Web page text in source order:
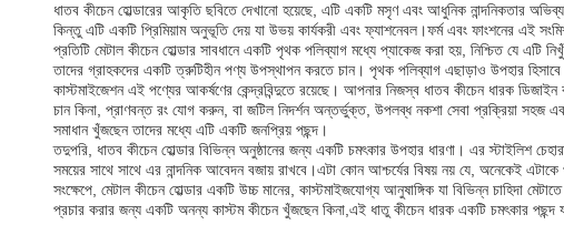
ধাতব কীচেন হোল্ডারের আকৃতি ছবিতে দেখানো হয়েছে, এটি একটি মসৃণ এবং আধুনিক নান্দনিকতার
কিন্তু এটি একটি প্রিমিয়াম অনুভূতি দেয় যা উভয় কার্যকরী এবং ফ্যাশনেবল।ফর্ম এবং ফাংশনের এই
প্রতিটি মেটাল কীচেন হোল্ডার সাবধানে একটি পৃথক পলিব্যাগ মধ্যে প্যাকেজ করা হয়, নিশ্চিত যে এটি
তাদের গ্রাহকদের একটি ত্রুটিহীন পণ্য উপস্থাপন করতে চান। পৃথক পলিব্যাগ এছাড়াও উপহার
কাস্টমাইজেশন এই পণ্যের আকর্ষণের কেন্দ্রবিন্দুতে রয়েছে। আপনার নিজস্ব ধাতব কীচেন ধারক
চান কিনা, প্রাণবন্ত রং যোগ করুন, বা জটিল নিদর্শন অন্তর্ভুক্ত, উপলব্ধ নকশা সেবা প্রক্রিয়া সহজ
সমাধান খুঁজছেন তাদের মধ্যে এটি একটি জনপ্রিয় পছন্দ।
তদুপরি, ধাতব কীচেন হোল্ডার বিভিন্ন অনুষ্ঠানের জন্য একটি চমৎকার উপহার ধারণা। এর স্টাইলিশ
সময়ের সাথে সাথে এর নান্দনিক আবেদন বজায় রাখবে।এটা কোন আশ্চর্যের বিষয় নয় যে, অনেকেই
সংক্ষেপে, মেটাল কীচেন হোল্ডার একটি উচ্চ মানের, কাস্টমাইজযোগ্য আনুষাঙ্গিক যা বিভিন্ন চাহিদা
প্রচার করার জন্য একটি অনন্য কাস্টম কীচেন খুঁজছেন কিনা,এই ধাতু কীচেন ধারক একটি চমৎকার